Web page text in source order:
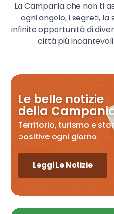
La Campania che non ti
ogni angolo, i segreti,
infinite opportunità di
città più
Le belle notizie
della
Territorio, turismo e
positive ogni giorno
Leggi Le Notizie